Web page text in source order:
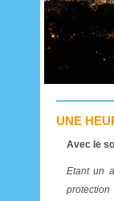
UNE
Avec le
Etant un